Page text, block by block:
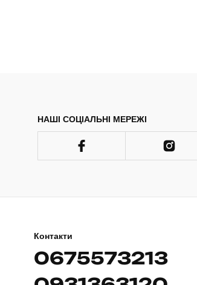
НАШІ СОЦІАЛЬНІ МЕРЕЖІ
Контакти
0675573213